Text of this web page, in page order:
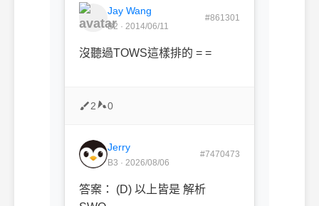
Jay Wang
B2 · 2014/06/11
#861301
沒聽過TOWS這樣排的 = =
2 0
Jerry
B3 · 2026/08/06
#7470473
答案： (D) 以上皆是 解析